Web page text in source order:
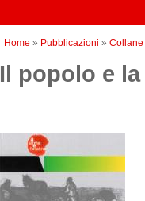
Home » Pubblicazioni » Collane
Il popolo e